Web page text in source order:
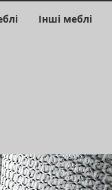
Інші меблі